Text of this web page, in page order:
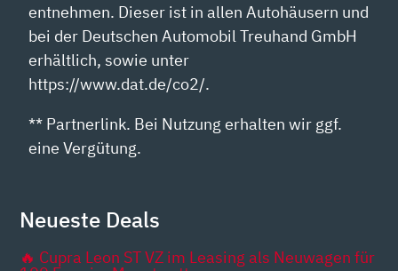
entnehmen. Dieser ist in allen Autohäusern und
bei der Deutschen Automobil Treuhand GmbH
erhältlich, sowie unter
https://www.dat.de/co2/.
** Partnerlink. Bei Nutzung erhalten wir ggf.
eine Vergütung.
Neueste Deals
🔥 Cupra Leon ST VZ im Leasing als Neuwagen für